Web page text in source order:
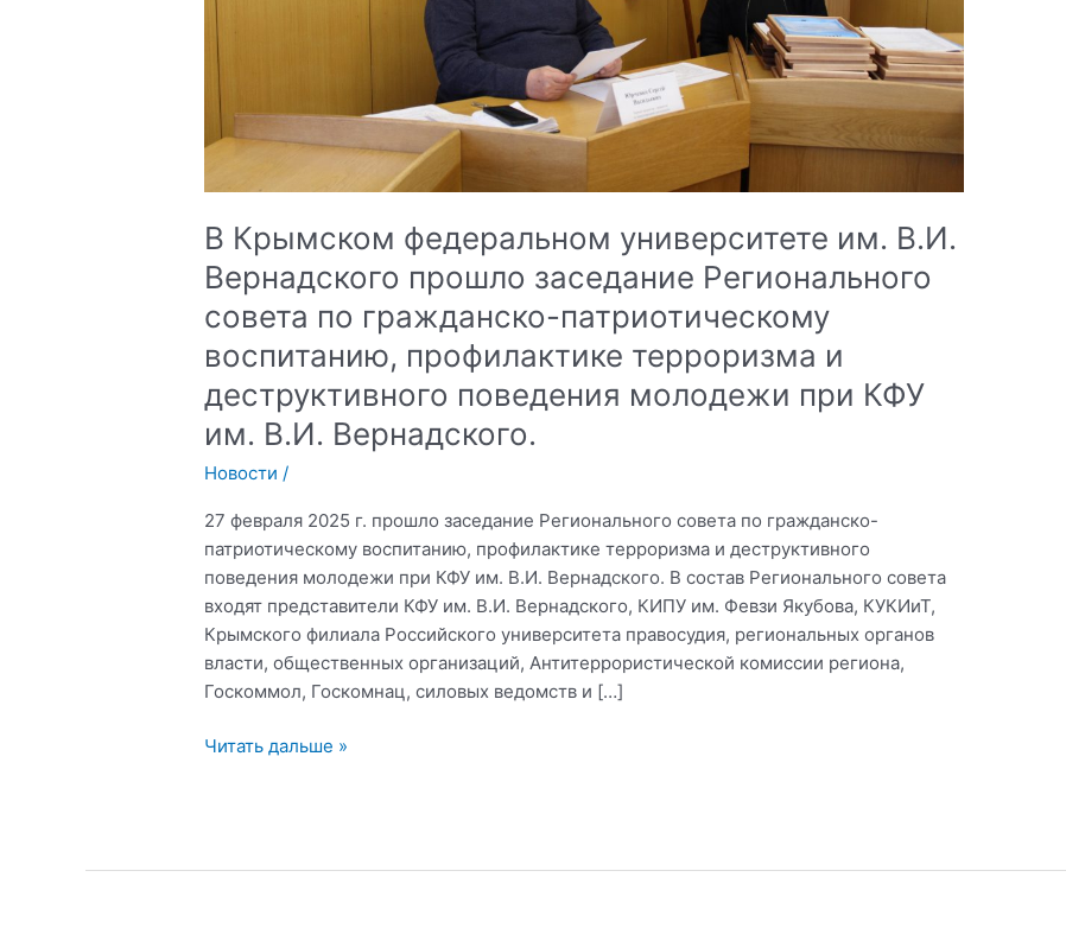
В Крымском федеральном университете им. В.И.
Вернадского прошло заседание Регионального
совета по гражданско-патриотическому
воспитанию, профилактике терроризма и
деструктивного поведения молодежи при КФУ
им. В.И. Вернадского.
Новости /
27 февраля 2025 г. прошло заседание Регионального совета по гражданско-
патриотическому воспитанию, профилактике терроризма и деструктивного
поведения молодежи при КФУ им. В.И. Вернадского. В состав Регионального совета
входят представители КФУ им. В.И. Вернадского, КИПУ им. Февзи Якубова, КУКИиТ,
Крымского филиала Российского университета правосудия, региональных органов
власти, общественных организаций, Антитеррористической комиссии региона,
Госкоммол, Госкомнац, силовых ведомств и […]
В
Читать дальше »